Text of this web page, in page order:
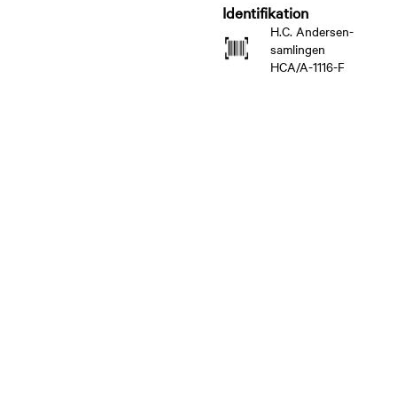
Identifikation
H.C. Andersen-
samlingen
HCA/A-1116-F